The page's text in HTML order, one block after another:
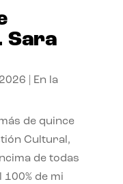
Sara
En la
de quince
Cultural,
de todas
de mi